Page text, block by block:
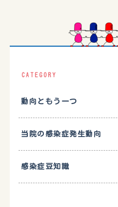
CATEGORY
動向ともう一つ
当院の感染症発生動向
感染症豆知識